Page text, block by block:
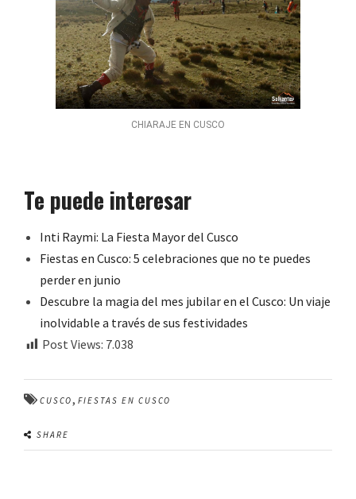
CHIARAJE EN CUSCO
Te puede interesar
Inti Raymi: La Fiesta Mayor del Cusco
Fiestas en Cusco: 5 celebraciones que no te puedes
perder en junio
Descubre la magia del mes jubilar en el Cusco: Un viaje
inolvidable a través de sus festividades
Post Views: 7.038
CUSCO, FIESTAS EN CUSCO
SHARE